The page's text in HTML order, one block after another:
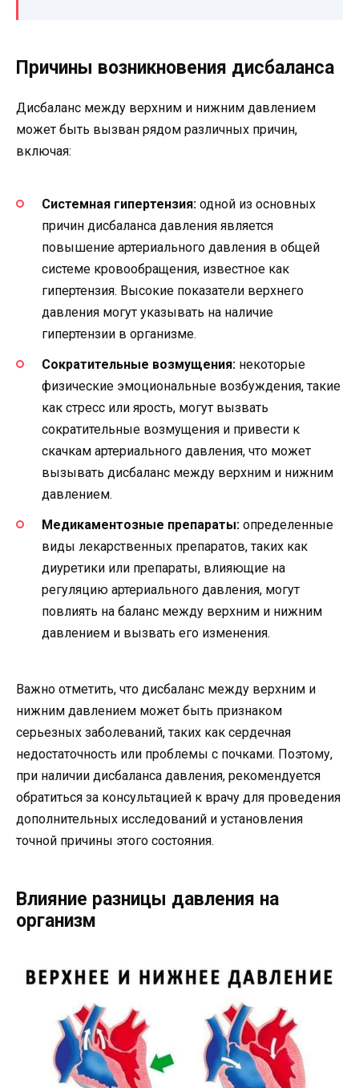
Причины возникновения дисбаланса
Дисбаланс между верхним и нижним давлением
может быть вызван рядом различных причин,
включая:
Системная гипертензия: одной из основных
причин дисбаланса давления является
повышение артериального давления в общей
системе кровообращения, известное как
гипертензия. Высокие показатели верхнего
давления могут указывать на наличие
гипертензии в организме.
Сократительные возмущения: некоторые
физические эмоциональные возбуждения, такие
как стресс или ярость, могут вызвать
сократительные возмущения и привести к
скачкам артериального давления, что может
вызывать дисбаланс между верхним и нижним
давлением.
Медикаментозные препараты: определенные
виды лекарственных препаратов, таких как
диуретики или препараты, влияющие на
регуляцию артериального давления, могут
повлиять на баланс между верхним и нижним
давлением и вызвать его изменения.
Важно отметить, что дисбаланс между верхним и
нижним давлением может быть признаком
серьезных заболеваний, таких как сердечная
недостаточность или проблемы с почками. Поэтому,
при наличии дисбаланса давления, рекомендуется
обратиться за консультацией к врачу для проведения
дополнительных исследований и установления
точной причины этого состояния.
Влияние разницы давления на
организм